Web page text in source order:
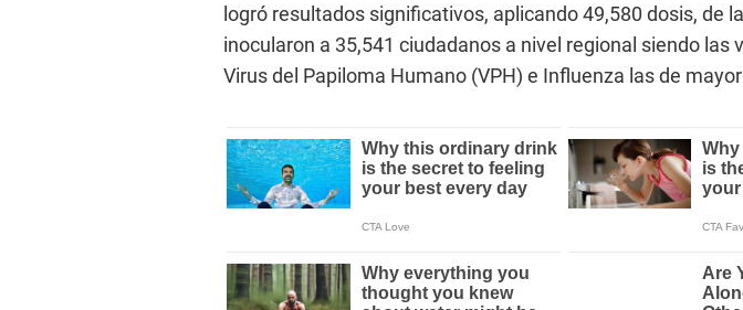
logró resultados significativos, aplicando 49,580 dosis, de
inocularon a 35,541 ciudadanos a nivel regional siendo las
Virus del Papiloma Humano (VPH) e Influenza las de